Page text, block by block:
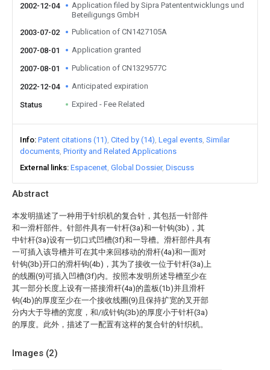
Abstract
本发明描述了一种用于针织机的复合针，其包括一针部件
和一滑杆部件。针部件具有一针杆(3a)和一针钩(3b)，其
中针杆(3a)设有一切口式凹槽(3f)和一导槽。滑杆部件具有
一可插入该导槽并可在其中来回移动的滑杆(4a)和一面对
针钩(3b)开口的滑杆钩(4b)，其为了接收一位于针杆(3a)上
的线圈(9)可插入凹槽(3f)内。按照本发明所述导槽至少在
其一部分长度上设有一搭接滑杆(4a)的盖板(1b)并且滑杆
钩(4b)的厚度至少在一个接收线圈(9)且保持扩宽的叉开部
分内大于导槽的宽度，和/或针钩(3b)的厚度小于针杆(3a)
的厚度。此外，描述了一配置有这样的复合针的针织机。
Images (2)
2002-12-04
Application filed by Sipra Patententwicklungs und
Beteiligungs GmbH
2003-07-02
Publication of CN1427105A
2007-08-01 Application granted
2007-08-01 Publication of CN1329577C
2022-12-04 Anticipated expiration
Status Expired - Fee Related
Info Patent citations (11) Cited by (14) Legal events Similar
documents Priority and Related Applications
External links Espacenet Global Dossier Discuss